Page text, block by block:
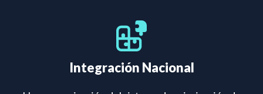
Integración Nacional